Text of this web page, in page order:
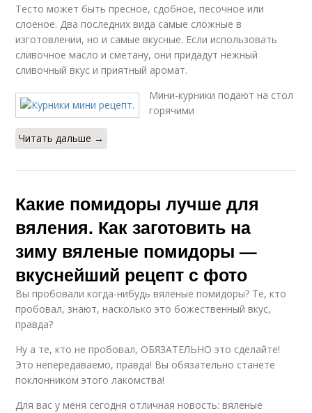
Тесто может быть пресное, сдобное, песочное или
слоеное. Два последних вида самые сложные в
изготовлении, но и самые вкусные. Если использовать
сливочное масло и сметану, они придадут нежный
сливочный вкус и приятный аромат.
Мини-курники подают на стол
горячими
Читать дальше →
Какие помидоры лучше для
вяления. Как заготовить на
зиму вяленые помидоры —
вкуснейший рецепт с фото
Вы пробовали когда-нибудь вяленые помидоры? Те, кто
пробовал, знают, насколько это божественный вкус,
правда?
Ну а те, кто не пробовал, ОБЯЗАТЕЛЬНО это сделайте!
Это непередаваемо, правда! Вы обязательно станете
поклонником этого лакомства!
Для вас у меня сегодня отличная новость: вяленые